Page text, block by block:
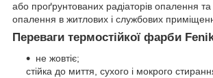
або проґрунтованих радіаторів опалення
опалення в житлових і службових
Переваги термостійкої фарби
не жовтіє;
стійка до миття, сухого і мокрого